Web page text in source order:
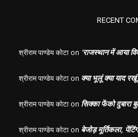
RECENT
श्रीराम पाण्डेय कोटा on ‘राजस्थान में आया
श्रीराम पाण्डेय कोटा on क्या भूलूं क्या याद
श्रीराम पाण्डेय कोटा on सिक्का फेंको दुबारा
श्रीराम पाण्डेय कोटा on बेजोड़ मूर्तिकला,